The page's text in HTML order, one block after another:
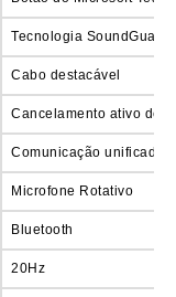
Tecnologia SoundGuard
Cabo destacável
Cancelamento ativo de
Comunicação unificada
Microfone Rotativo
Bluetooth
20Hz